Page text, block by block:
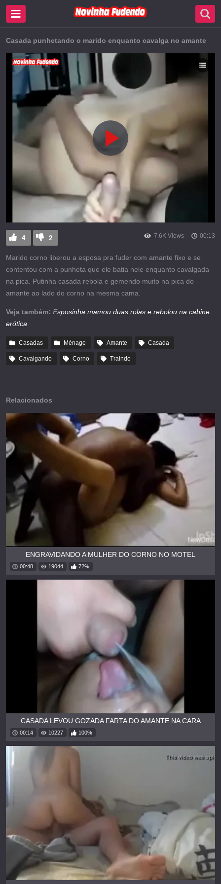
Casada punhetando o marido enquanto cavalga no amante
4 2 7.6K Views 00:13
Marido corno liberou a esposa pra fuder com amante fixo e se
contentou com a punheta que ele batia nele enquanto cavalgada
na pica. Putinha casada rebola e gemendo muito na pica do
amante ao lado do corno na mesma cama.
Veja também: Esposinha mamou duas rolas e rebolou na cabine
erótica
Casadas Ménage Amante Casada
Cavalgando Corno Traindo
Relacionados
ENGRAVIDANDO A MULHER DO CORNO NO MOTEL
00:48 19044 72%
CASADA LEVOU GOZADA FARTA DO AMANTE NA CARA
00:14 10227 100%